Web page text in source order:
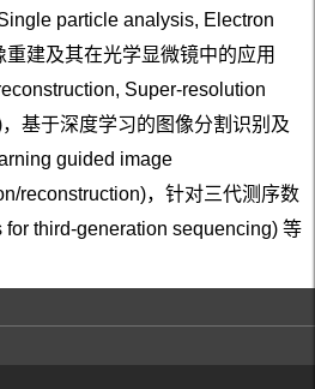
particle analysis, Electron
建及其在光学显微镜中的应用
Super-resolution
基于深度学习的图像分割识别及
guided image
reconstruction)，针对三代测序数
third-generation sequencing) 等